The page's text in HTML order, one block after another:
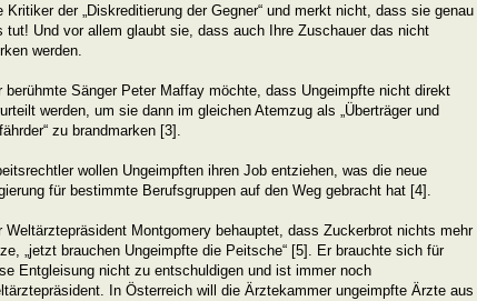
Kritiker der „Diskreditierung der Gegner“ und merkt nicht, dass sie genau
tut! Und vor allem glaubt sie, dass auch Ihre Zuschauer das nicht
werden.
berühmte Sänger Peter Maffay möchte, dass Ungeimpfte nicht direkt
werden, um sie dann im gleichen Atemzug als „Überträger und
zu brandmarken [3].
wollen Ungeimpften ihren Job entziehen, was die neue
für bestimmte Berufsgruppen auf den Weg gebracht hat [4].
Weltärztepräsident Montgomery behauptet, dass Zuckerbrot nichts mehr
„jetzt brauchen Ungeimpfte die Peitsche“ [5]. Er brauchte sich für
Entgleisung nicht zu entschuldigen und ist immer noch
In Österreich will die Ärztekammer ungeimpfte Ärzte aus